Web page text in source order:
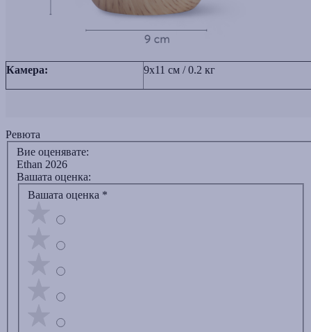
Камера: 9x11 см / 0.2 кг
Ревюта
Вие оценявате:
Ethan 2026
Вашата оценка:
Вашата оценка *